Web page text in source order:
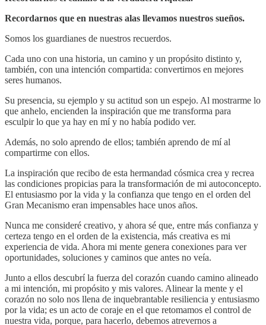
Recordarnos que en nuestras alas llevamos nuestros sueños.
Somos los guardianes de nuestros recuerdos.
Cada uno con una historia, un camino y un propósito distinto y,
también, con una intención compartida: convertirnos en mejores
seres humanos.
Su presencia, su ejemplo y su actitud son un espejo. Al mostrarme lo
que anhelo, encienden la inspiración que me transforma para
esculpir lo que ya hay en mí y no había podido ver.
Además, no solo aprendo de ellos; también aprendo de mí al
compartirme con ellos.
La inspiración que recibo de esta hermandad cósmica crea y recrea
las condiciones propicias para la transformación de mi autoconcepto.
El entusiasmo por la vida y la confianza que tengo en el orden del
Gran Mecanismo eran impensables hace unos años.
Nunca me consideré creativo, y ahora sé que, entre más confianza y
certeza tengo en el orden de la existencia, más creativa es mi
experiencia de vida. Ahora mi mente genera conexiones para ver
oportunidades, soluciones y caminos que antes no veía.
Junto a ellos descubrí la fuerza del corazón cuando camino alineado
a mi intención, mi propósito y mis valores. Alinear la mente y el
corazón no solo nos llena de inquebrantable resiliencia y entusiasmo
por la vida; es un acto de coraje en el que retomamos el control de
nuestra vida, porque, para hacerlo, debemos atrevernos a